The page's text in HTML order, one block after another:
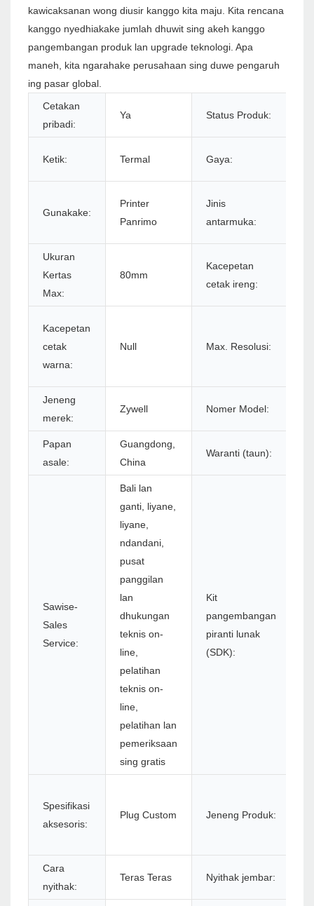
kawicaksanan wong diusir kanggo kita maju. Kita rencana
kanggo nyedhiakake jumlah dhuwit sing akeh kanggo
pangembangan produk lan upgrade teknologi. Apa
maneh, kita ngarahake perusahaan sing duwe pengaruh
ing pasar global.
Cetakan
pribadi:
Ya Status Produk:
Ketik: Termal Gaya:
Gunakake:
Printer
Panrimo
Jinis
antarmuka:
Ukuran
Kertas
Max:
80mm
Kacepetan
cetak ireng:
Kacepetan
cetak
warna:
Null Max. Resolusi:
Jeneng
merek:
Zywell Nomer Model:
Papan
asale:
Guangdong,
China
Waranti (taun):
Sawise-
Sales
Service:
Bali lan
ganti, liyane,
liyane,
ndandani,
pusat
panggilan
lan
dhukungan
teknis on-
line,
pelatihan
teknis on-
line,
pelatihan lan
pemeriksaan
sing gratis
Kit
pangembangan
piranti lunak
(SDK):
Spesifikasi
aksesoris:
Plug Custom Jeneng Produk:
Cara
nyithak:
Teras Teras Nyithak jembar: